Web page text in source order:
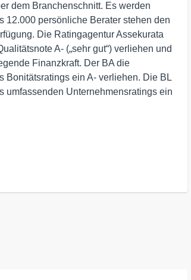
dem Branchenschnitt. Es werden
12.000 persönliche Berater stehen den
Die Ratingagentur Assekurata
A- („sehr gut“) verliehen und
Finanzkraft. Der BA die
Bonitätsratings ein A- verliehen. Die BL
umfassenden Unternehmensratings ein